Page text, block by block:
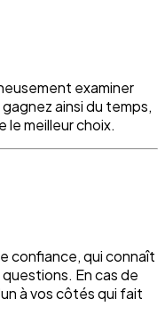
examiner
ainsi du temps,
le meilleur choix.
confiance, qui connaît
En cas de
à vos côtés qui fait